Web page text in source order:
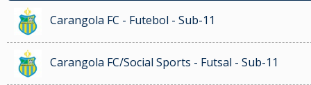
Carangola FC - Futebol - Sub-11
Carangola FC/Social Sports - Futsal - Sub-11